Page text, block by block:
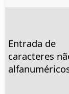
Entrada de
caracteres